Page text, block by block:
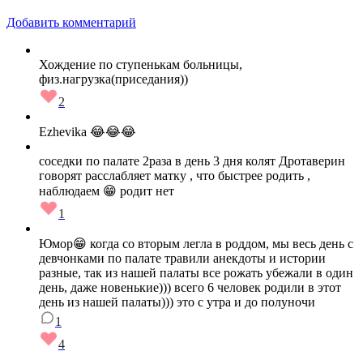
Добавить комментарий
Хождение по ступенькам больницы,
физ.нагрузка(приседания))
2
Ezhevika 😂😂😂
соседки по палате 2раза в день 3 дня колят Дротаверин
говорят расслабляет матку , что быстрее родить ,
наблюдаем 😁 родит нет
1
Юмор😁 когда со вторым легла в роддом, мы весь день с
девчонками по палате травили анекдоты и истории
разные, так из нашей палаты все рожать убежали в один
день, даже новенькие))) всего 6 человек родили в этот
день из нашей палаты))) это с утра и до полуночи
1
4